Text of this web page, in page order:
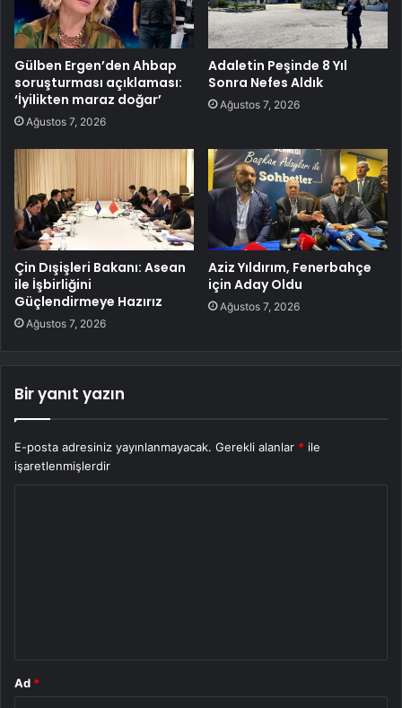
Gülben Ergen’den Ahbap
soruşturması açıklaması:
‘İyilikten maraz doğar’
Ağustos 7, 2026
Adaletin Peşinde 8 Yıl
Sonra Nefes Aldık
Ağustos 7, 2026
Çin Dışişleri Bakanı: Asean
ile İşbirliğini
Güçlendirmeye Hazırız
Ağustos 7, 2026
Aziz Yıldırım, Fenerbahçe
için Aday Oldu
Ağustos 7, 2026
Bir yanıt yazın
E-posta adresiniz yayınlanmayacak. Gerekli alanlar * ile
işaretlenmişlerdir
Ad *